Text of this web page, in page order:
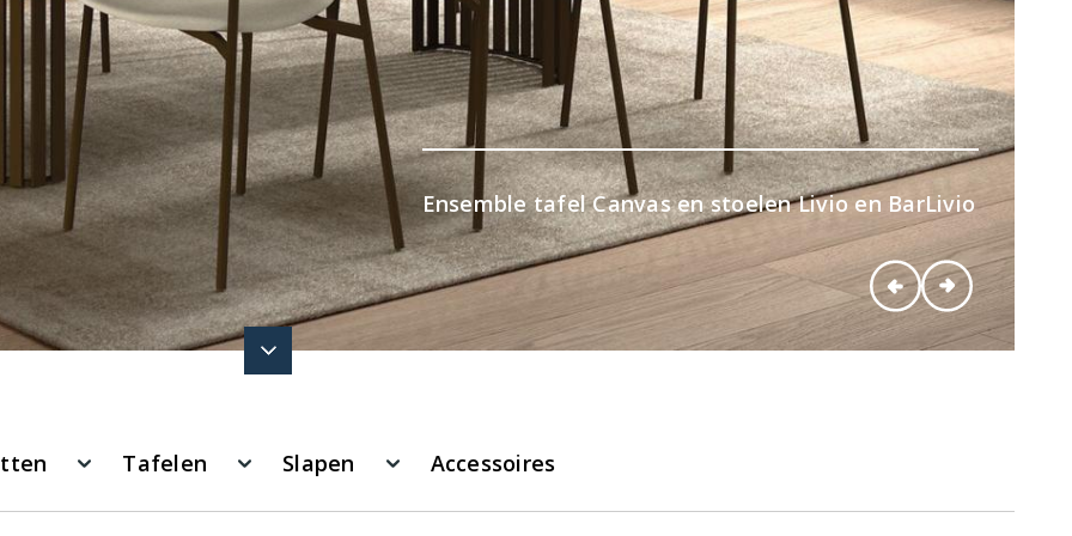
Ensemble tafel Canvas en stoelen Livio en BarLivio
Tafelen Slapen Accessoires